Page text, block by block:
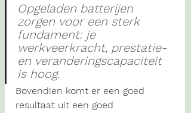
Opgeladen batterijen
zorgen voor een sterk
fundament: je
werkveerkracht, prestatie-
en veranderingscapaciteit
is hoog.
Bovendien komt er een goed
resultaat uit een goed